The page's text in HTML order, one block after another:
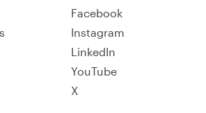
Facebook
Instagram
LinkedIn
YouTube
X